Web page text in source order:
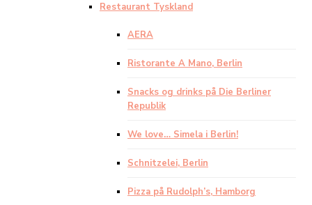
Restaurant Tyskland
AERA
Ristorante A Mano, Berlin
Snacks og drinks på Die Berliner
Republik
We love… Simela i Berlin!
Schnitzelei, Berlin
Pizza på Rudolph’s, Hamborg